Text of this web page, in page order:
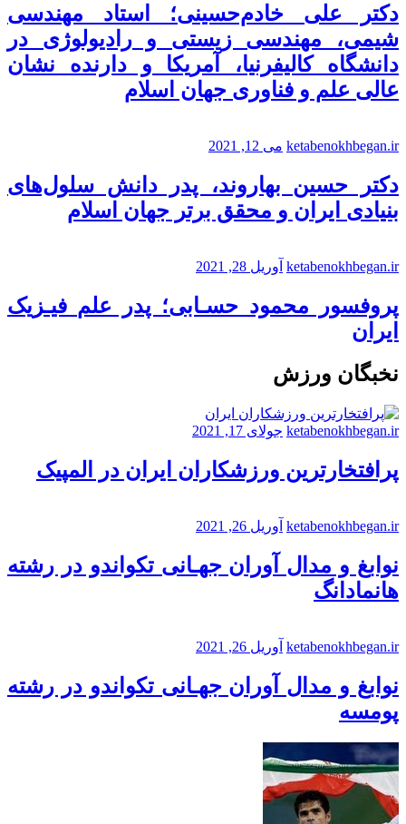
دکتر علی خادم‌حسینی؛ استاد مهندسی
شیمی، مهندسی زیستی و رادیولوژی در
دانشگاه کالیفرنیا، آمریکا و دارنده نشان
عالی علم و فناوری جهان اسلام
ketabenokhbegan.ir می 12, 2021
دکتر حسین بهاروند، پدر دانش سلول‌های
بنیادی ایران و محقق برتر جهان اسلام
ketabenokhbegan.ir آوریل 28, 2021
پروفسور محمود حسـابی؛ پدر علم فیـزیک
ایران
نخبگان ورزش
ketabenokhbegan.ir جولای 17, 2021
پرافتخارترین ورزشکاران ایران در المپیک
ketabenokhbegan.ir آوریل 26, 2021
نوابغ و مدال آوران جهـانی تکواندو در رشته
هانمادانگ
ketabenokhbegan.ir آوریل 26, 2021
نوابغ و مدال آوران جهـانی تکواندو در رشته
پومسه